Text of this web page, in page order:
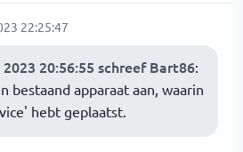
22:25:47
20:56:55 schreef Bart86:
bestaand apparaat aan, waarin
hebt geplaatst.